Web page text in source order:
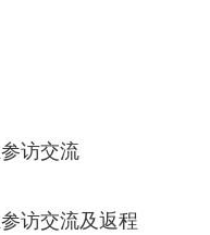
访交流
访交流及返程